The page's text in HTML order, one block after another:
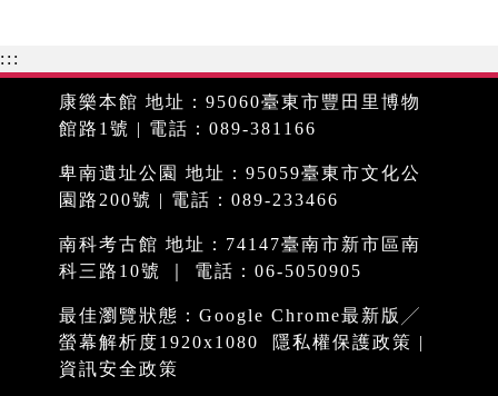
:::
康樂本館 地址：95060臺東市豐田里博物
館路1號 | 電話：089-381166
卑南遺址公園 地址：95059臺東市文化公
園路200號 | 電話：089-233466
南科考古館 地址：74147臺南市新市區南
科三路10號 ｜ 電話：06-5050905
最佳瀏覽狀態：Google Chrome最新版╱
螢幕解析度1920x1080
隱私權保護政策 |
資訊安全政策